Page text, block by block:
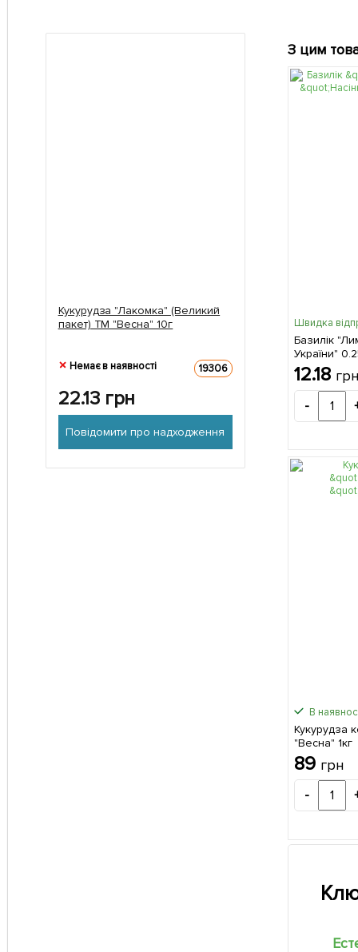
Кукурудза "Лакомка" (Великий
пакет) ТМ "Весна" 10г
Немає в наявності 19306
22.13грн
Повідомити про надходження
З цим
Швидка
Базилік
України"
12.18 грн
-
В
Кукурудза
"Весна" 1кг
89 грн
-